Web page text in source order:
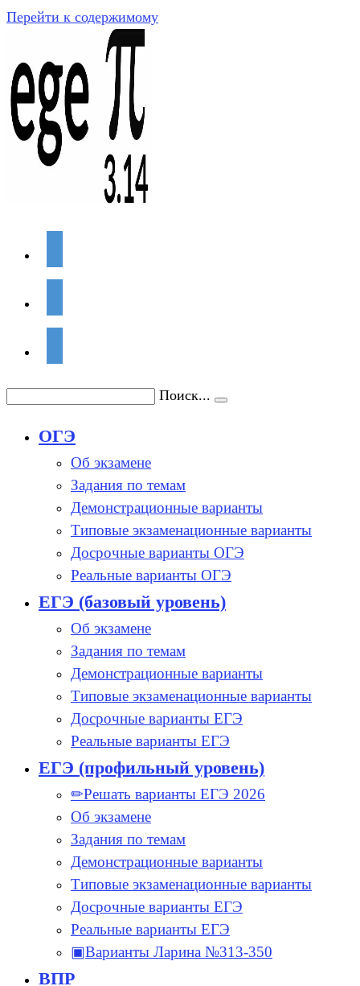
Перейти к содержимому
Поиск...
ОГЭ
Об экзамене
Задания по темам
Демонстрационные варианты
Типовые экзаменационные варианты
Досрочные варианты ОГЭ
Реальные варианты ОГЭ
ЕГЭ (базовый уровень)
Об экзамене
Задания по темам
Демонстрационные варианты
Типовые экзаменационные варианты
Досрочные варианты ЕГЭ
Реальные варианты ЕГЭ
ЕГЭ (профильный уровень)
✏Решать варианты ЕГЭ 2026
Об экзамене
Задания по темам
Демонстрационные варианты
Типовые экзаменационные варианты
Досрочные варианты ЕГЭ
Реальные варианты ЕГЭ
▣Варианты Ларина №313-350
ВПР